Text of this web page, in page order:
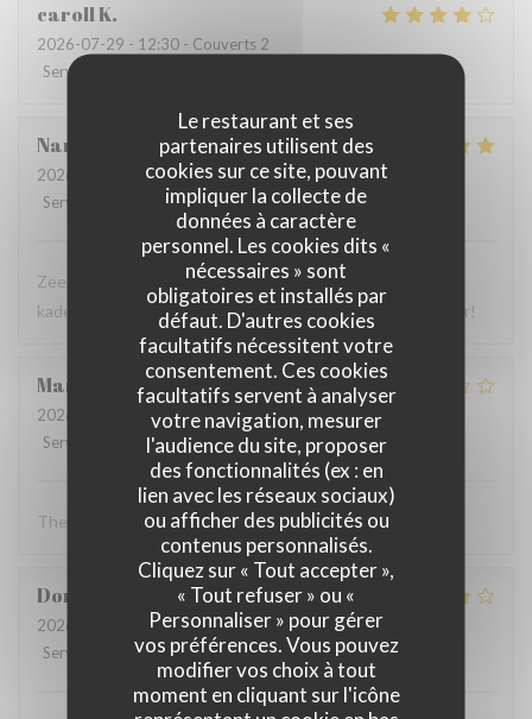
Le restaurant et ses
partenaires utilisent des
cookies sur ce site, pouvant
impliquer la collecte de
données à caractère
personnel. Les cookies dits «
nécessaires » sont
obligatoires et installés par
défaut. D'autres cookies
facultatifs nécessitent votre
consentement. Ces cookies
facultatifs servent à analyser
votre navigation, mesurer
l'audience du site, proposer
des fonctionnalités (ex : en
lien avec les réseaux sociaux)
ou afficher des publicités ou
contenus personnalisés.
Cliquez sur « Tout accepter »,
« Tout refuser » ou «
Personnaliser » pour gérer
vos préférences. Vous pouvez
modifier vos choix à tout
moment en cliquant sur l'icône
carollK
2026-07-29 - 12:30 - Couverts 2
Service
/5
Nancy
2026-07-28
- 18:00 - Couverts 5
Service
Ambiance:5/5 Cuisine: 5/5 Qualité / Prix
Zeer lekker eten, heel vriendelijk personeel in een gezellig
kader met Zuid-Amerikaanse vibes. Absoluut een aanrader!
Marc
2026-07-29
- 12:00 - Couverts 2
Service
Ambiance: 4/5 Cuisine: 4/5 Qualité / Prix
The food was good
Dominique
2026-07-26
- 19:00 - Couverts 3
Service
Ambiance:4 /5 Cuisine:4/5 Qualité / Prix